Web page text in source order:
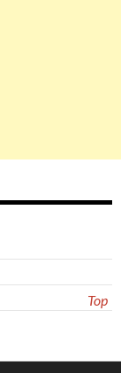
Top